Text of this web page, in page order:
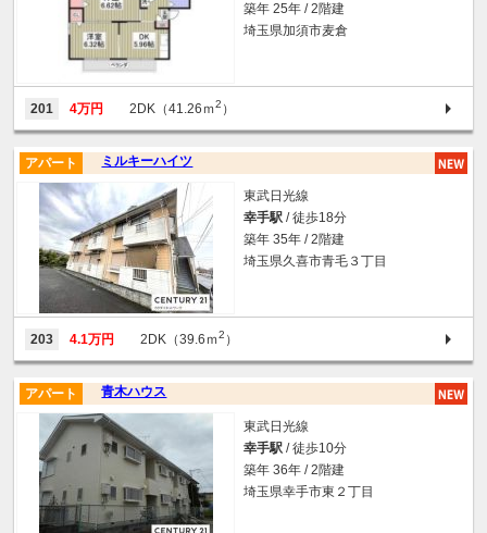
築年 25年 / 2階建
埼玉県加須市麦倉
201 4万円 2DK（41.26ｍ2 ）
ミルキーハイツ
アパート
東武日光線
幸手駅 / 徒歩18分
築年 35年 / 2階建
埼玉県久喜市青毛３丁目
203 4.1万円 2DK（39.6ｍ2 ）
青木ハウス
アパート
東武日光線
幸手駅 / 徒歩10分
築年 36年 / 2階建
埼玉県幸手市東２丁目